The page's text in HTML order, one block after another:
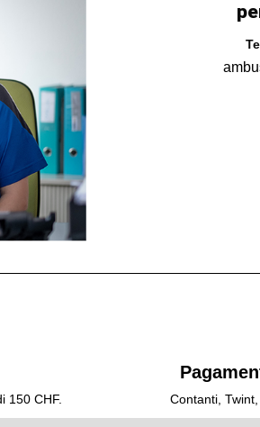
150 CHF. Contanti,